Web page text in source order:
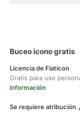
Buceo icono gratis
Licencia de Flaticon
Gratis para uso
información
Se requiere atribución